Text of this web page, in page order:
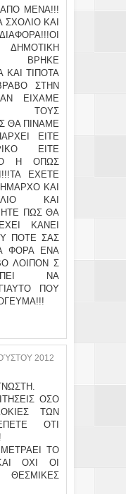
ΜΕΝΑ!!!
ΣΧΟΛΙΟ ΚΑΙ
ΔΗΜΟΤΙΚΗ
ΒΡΗΚΕ
ΚΑΙ ΤΙΠΟΤΑ
ΣΤΗΝ
ΕΙΧΑΜΕ
ΘΑ ΠΙΝΑΜΕ
ΕΙΤΕ
ΕΙΤΕ
Η ΟΠΩΣ
ΕΧΕΤΕ
ΚΑΙ
ΚΑΙ
ΠΩΣ ΘΑ
ΚΑΝΕΙ
ΠΟΤΕ ΣΑΣ
ΦΟΡΑ ΕΝΑ
ΛΟΙΠΟΝ Σ
ΝΑ
ΠΟΥ
2012
ΟΣΟ
ΤΩΝ
ΟΤΙ
ΤΟ
ΟΧΙ ΟΙ